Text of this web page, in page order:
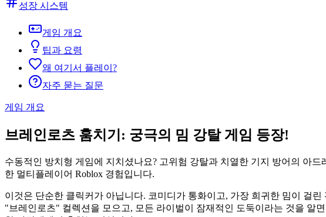
성장 시스템
게임 개요
팁과 요령
왜 여기서 플레이?
자주 묻는 질문
게임 개요
브레인로츠 훔치기: 궁극의 밈 강탈 게임 등장!
수동적인 방치형 게임에 지치셨나요? 고위험 강탈과 치열한 기지 방어의 아
한 멀티플레이어 Roblox 경험입니다.
이것은 단순한 클릭커가 아닙니다. 코미디가 통화이고, 가장 희귀한 밈이 걸
"브레인로츠" 컬렉션을 모으고, 모든 라이벌이 잠재적인 도둑이라는 것을 알